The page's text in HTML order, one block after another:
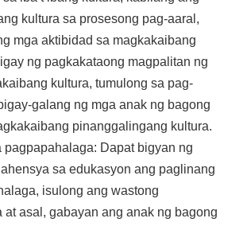
kultura sa prosesong pag-aaral,
mga aktibidad sa magkakaibang
ng pagkakataong magpalitan ng
kultura, tumulong sa pag-
galang ng mga anak ng bagong
pinanggalingang kultura.
pagpapahalaga: Dapat bigyan ng
sa edukasyon ang paglinang
isulong ang wastong
at asal, gabayan ang anak ng bagong